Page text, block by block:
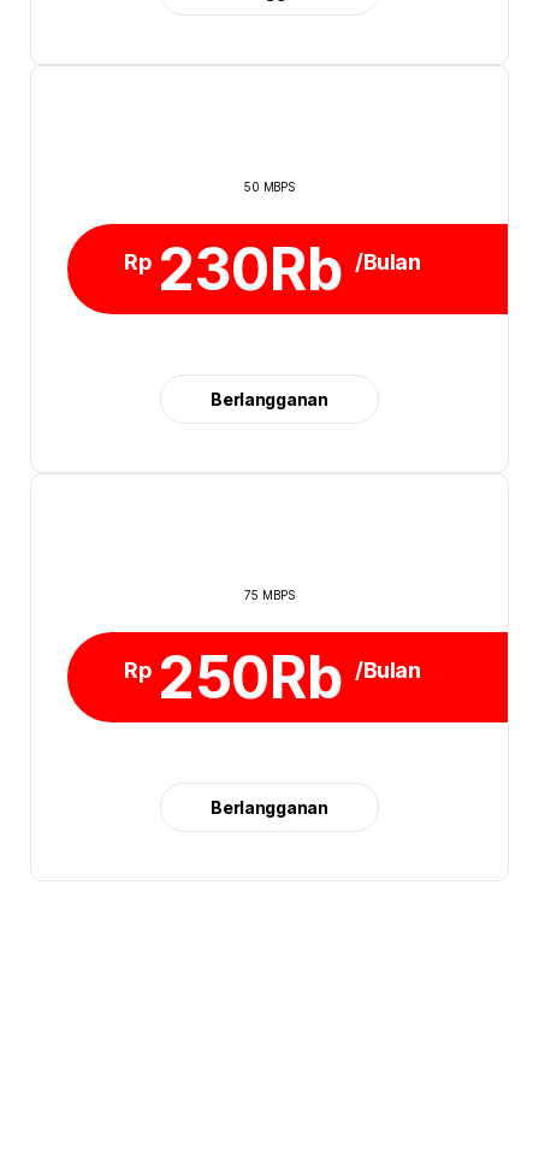
50 MBPS
Rp 230Rb /Bulan
Berlangganan
75 MBPS
Rp 250Rb /Bulan
Berlangganan